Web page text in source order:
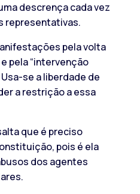
descrença cada vez
representativas.
pela volta
pela “intervenção
se a liberdade de
a restrição a essa
que é preciso
pois é ela
dos agentes